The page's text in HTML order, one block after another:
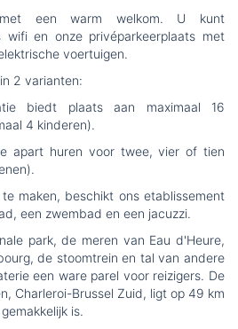
een warm welkom. U kunt
wifi en onze privéparkeerplaats met
voertuigen.
2 varianten:
biedt plaats aan maximaal 16
4 kinderen).
apart huren voor twee, vier of tien
maken, beschikt ons etablissement
een zwembad en een jacuzzi.
park, de meren van Eau d'Heure,
de stoomtrein en tal van andere
een ware parel voor reizigers. De
Charleroi-Brussel Zuid, ligt op 49 km
is.